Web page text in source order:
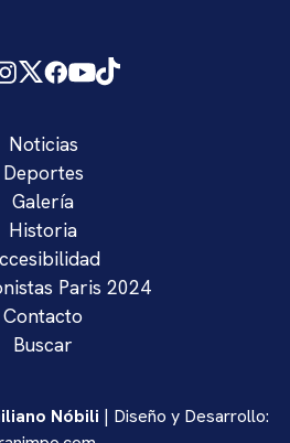
Noticias
Deportes
Galería
Historia
Paris 2024
Contacto
Buscar
Nóbili | Diseño y Desarrollo: